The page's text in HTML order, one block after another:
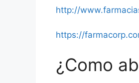
http://
https://
¿Como